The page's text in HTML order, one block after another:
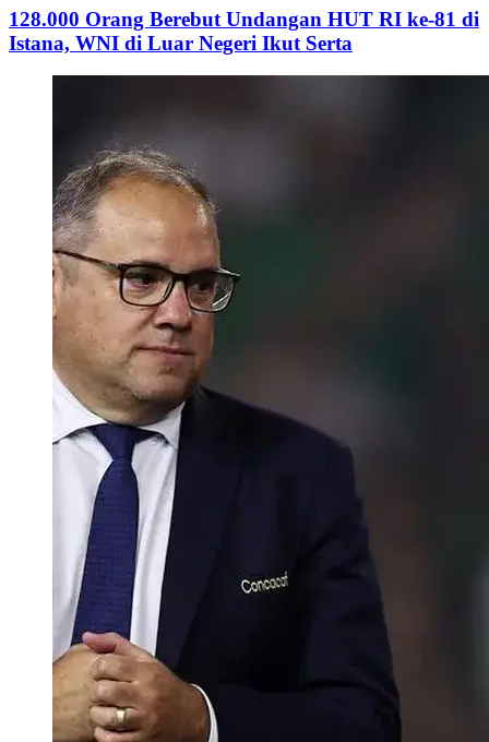
128.000 Orang Berebut Undangan HUT RI ke-81 di
Istana, WNI di Luar Negeri Ikut Serta